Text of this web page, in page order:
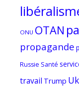
ONU OTAN
propagande
Russie Santé
travail Trump